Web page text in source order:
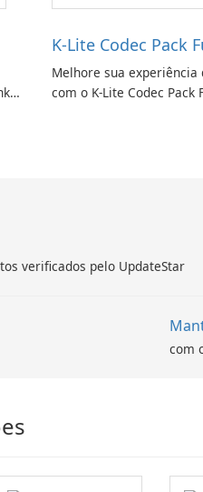
K-Lite Codec Pack
Melhore sua experiência
com o K-Lite Codec Pack
verificados pelo UpdateStar
com